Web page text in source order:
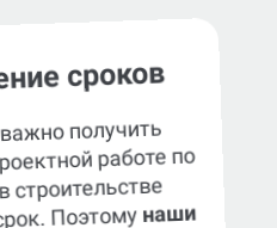
сроков
получить
работе по
Поэтому наши